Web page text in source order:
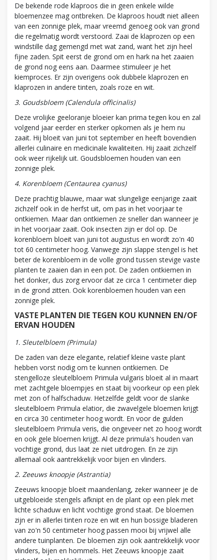
De bekende rode klaproos die in geen enkele wilde
bloemenzee mag ontbreken. De klaproos houdt niet alleen
van een zonnige plek, maar vreemd genoeg ook van grond
die regelmatig wordt verstoord. Zaai de klaprozen op een
windstille dag gemengd met wat zand, want het zijn heel
fijne zaden. Spit eerst de grond om en hark na het zaaien
de grond nog eens aan. Daarmee stimuleer je het
kiemproces. Er zijn overigens ook dubbele klaprozen en
klaprozen in andere tinten, zoals roze en wit.
3. Goudsbloem (Calendula officinalis)
Deze vrolijke geeloranje bloeier kan prima tegen kou en zal
volgend jaar eerder en sterker opkomen als je hem nu
zaait. Hij bloeit van juni tot september en heeft bovendien
allerlei culinaire en medicinale kwaliteiten. Hij zaait zichzelf
ook weer rijkelijk uit. Goudsbloemen houden van een
zonnige plek.
4. Korenbloem (Centaurea cyanus)
Deze prachtig blauwe, maar wat slungelige eenjarige zaait
zichzelf ook in de herfst uit, om pas in het voorjaar te
ontkiemen. Maar dan ontkiemen ze sneller dan wanneer je
in het voorjaar zaait. Ook insecten zijn er dol op. De
korenbloem bloeit van juni tot augustus en wordt zo'n 40
tot 60 centimeter hoog. Vanwege zijn slappe stengel is het
beter de korenbloem in de volle grond tussen stevige vaste
planten te zaaien dan in een pot. De zaden ontkiemen in
het donker, dus zorg ervoor dat ze circa 1 centimeter diep
in de grond zitten. Ook korenbloemen houden van een
zonnige plek.
VASTE PLANTEN DIE TEGEN KOU KUNNEN EN/OF
ERVAN HOUDEN
1. Sleutelbloem (Primula)
De zaden van deze elegante, relatief kleine vaste plant
hebben vorst nodig om te kunnen ontkiemen. De
stengelloze sleutelbloem Primula vulgaris bloeit al in maart
met zachtgele bloempjes en staat bij voorkeur op een plek
met zon of halfschaduw. Hetzelfde geldt voor de slanke
sleutelbloem Primula elatior, die zwavelgele bloemen krijgt
en circa 30 centimeter hoog wordt. En voor de gulden
sleutelbloem Primula veris, die ongeveer net zo hoog wordt
en ook gele bloemen krijgt. Al deze primula's houden van
vochtige grond, dus laat ze niet uitdrogen. En ze zijn
allemaal ook aantrekkelijk voor bijen en vlinders.
2. Zeeuws knoopje (Astrantia)
Zeeuws knoopje bloeit maandenlang, zeker wanneer je de
uitgebloeide stengels afknipt en de plant op een plek met
lichte schaduw en licht vochtige grond staat. De bloemen
zijn er in allerlei tinten roze en wit en hun bossige bladeren
van zo'n 50 centimeter hoog passen mooi bij vrijwel alle
andere tuinplanten. De bloemen zijn ook aantrekkelijk voor
vlinders, bijen en hommels. Het Zeeuws knoopje zaait